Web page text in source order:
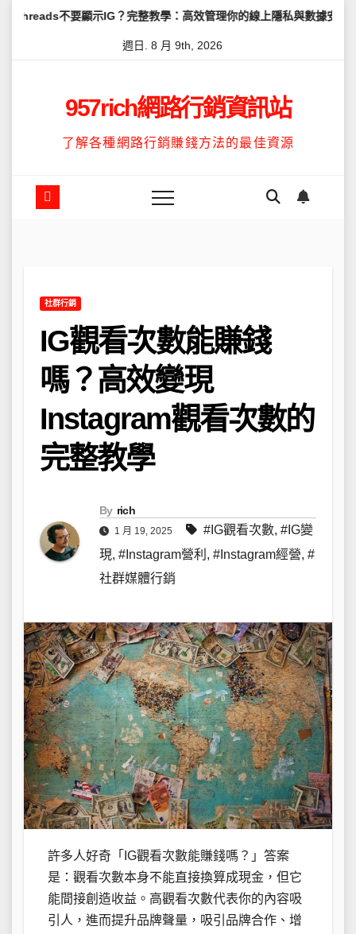
Skip
示IG？完整教學：高效管理你的線上隱私與數據安全 怎麼讓
週日. 8 月 9th, 2026
957rich網路行銷資訊站
了解各種網路行銷賺錢方法的最佳資源
社群行銷
IG觀看次數能賺錢
嗎？高效變現
Instagram觀看次數的
完整教學
By rich
1 月 19, 2025 #IG觀看次數, #IG變
現, #Instagram營利 , #Instagram經營, #
社群媒體行銷
許多人好奇「IG觀看次數能賺錢嗎？」答案
是：觀看次數本身不能直接換算成現金，但它
能間接創造收益。高觀看次數代表你的內容吸
引人，進而提升品牌聲量，吸引品牌合作、增